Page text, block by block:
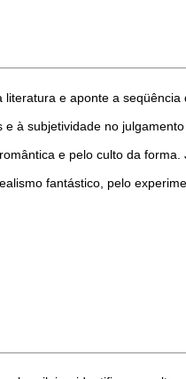
e aponte a
à subjetividade no
e pelo culto da
fantástico, pelo